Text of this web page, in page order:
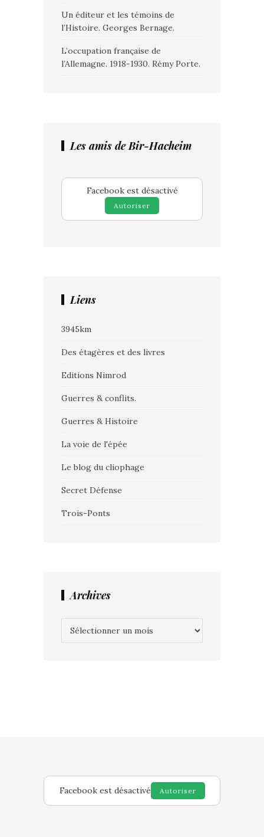
Un éditeur et les témoins de
l’Histoire. Georges Bernage.
L’occupation française de
l’Allemagne. 1918-1930. Rémy Porte.
Les amis de Bir-Hacheim
Facebook est désactivé
Autoriser
Liens
3945km
Des étagères et des livres
Editions Nimrod
Guerres & conflits.
Guerres & Histoire
La voie de l'épée
Le blog du cliophage
Secret Défense
Trois-Ponts
Archives
Facebook est désactivé Autoriser